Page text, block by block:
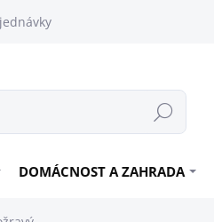
Hledat
DOMÁCNOST A ZAHRADA